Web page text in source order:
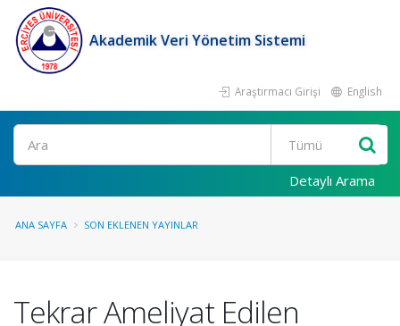
Akademik Veri Yönetim Sistemi
Araştırmacı Girişi English
Ara
Detaylı Arama
ANA SAYFA SON EKLENEN YAYINLAR
Tekrar Ameliyat Edilen